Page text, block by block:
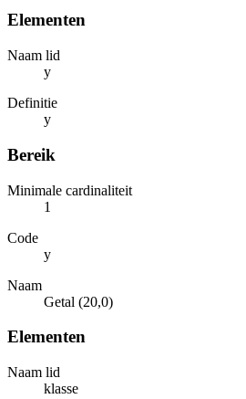
Elementen
Naam lid
y
Definitie
y
Bereik
Minimale cardinaliteit
1
Code
y
Naam
Getal (20,0)
Elementen
Naam lid
klasse